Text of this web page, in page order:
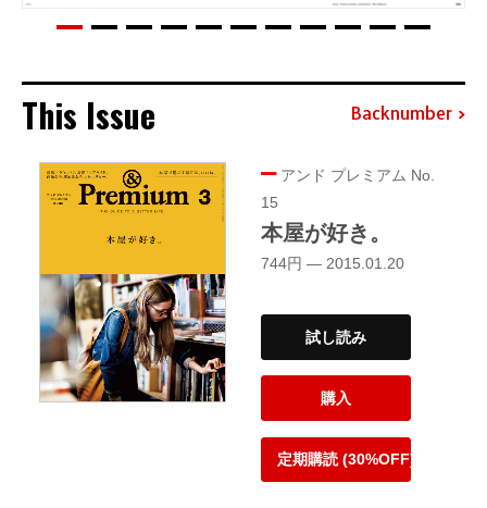
This Issue Backnumber
アンド プレミアム No.
15
本屋が好き。
744円 — 2015.01.20
試し読み
購入
定期購読 (30%OFF)